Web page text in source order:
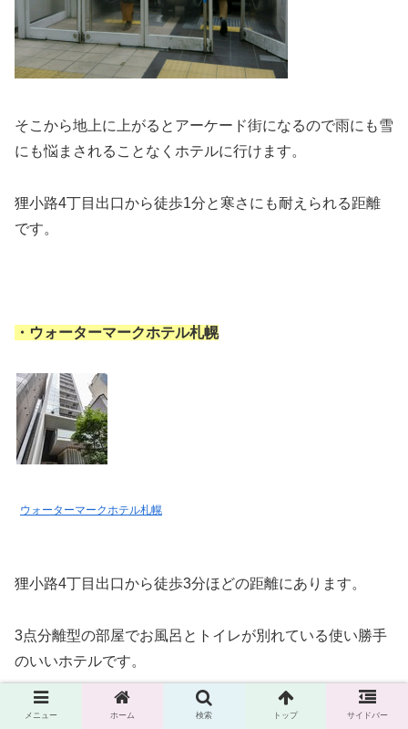
そこから地上に上がるとアーケード街になるので雨にも雪
にも悩まされることなくホテルに行けます。
狸小路4丁目出口から徒歩1分と寒さにも耐えられる距離
です。
・ウォーターマークホテル札幌
ウォーターマークホテル札幌
狸小路4丁目出口から徒歩3分ほどの距離にあります。
3点分離型の部屋でお風呂とトイレが別れている使い勝手
のいいホテルです。
カードキーでセキュリティ対策も万全の女性専用フロアも
メニュー ホーム 検索 トップ サイドバー